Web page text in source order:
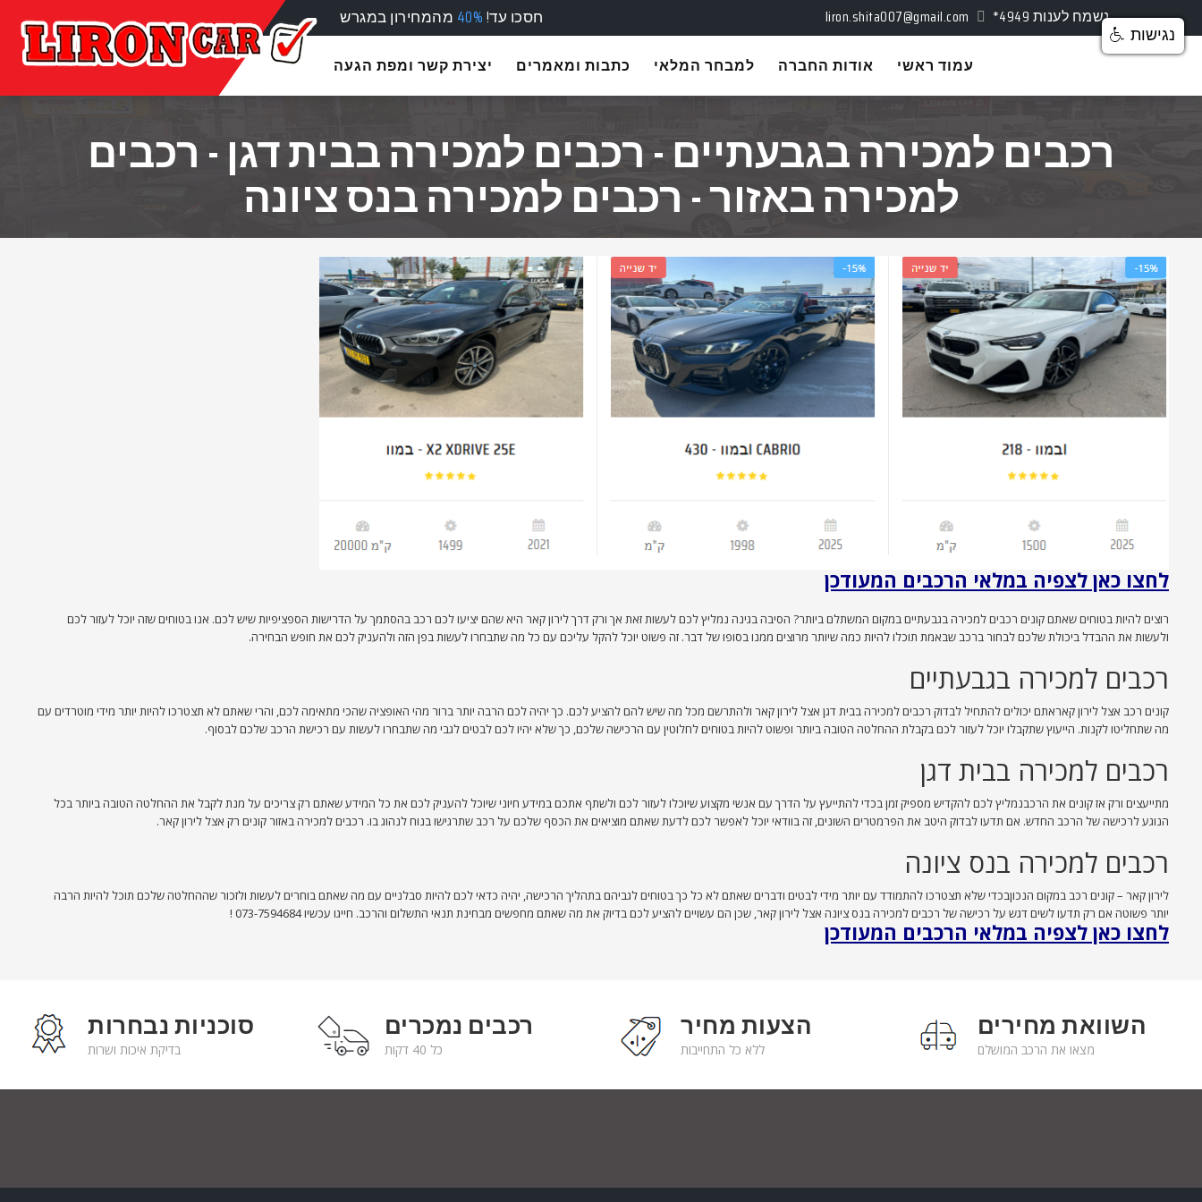
חסכו עד!40% מהמחירון במגרש liron.shita007@gmail.com *4949 נשמח לענות
יצירת קשר ומפת הגעה כתבות ומאמרים למבחר המלאי אודות החברה עמוד ראשי
רכבים למכירה בגבעתיים - רכבים למכירה בבית דגן - רכבים
למכירה באזור - רכבים למכירה בנס ציונה
לחצו כאן לצפיה במלאי הרכבים המעודכן
רוצים להיות בטוחים שאתם קונים רכבים למכירה בגבעתיים במקום המשתלם ביותר? הסיבה בגינה נמליץ לכם לעשות זאת אך ורק דרך לירון קאר היא שהם יציעו לכם רכב בהסתמך על הדרישות הספציפיות שיש לכם. אנו בטוחים שזה יוכל לעזור לכם
ולעשות את ההבדל ביכולת שלכם לבחור ברכב שבאמת תוכלו להיות כמה שיותר מרוצים ממנו בסופו של דבר. זה פשוט יוכל להקל עליכם עם כל מה שתבחרו לעשות בפן הזה ולהעניק לכם את חופש הבחירה.
רכבים למכירה בגבעתיים
קונים רכב אצל לירון קאראתם יכולים להתחיל לבדוק רכבים למכירה בבית דגן אצל לירון קאר ולהתרשם מכל מה שיש להם להציע לכם. כך יהיה לכם הרבה יותר ברור מהי האופציה שהכי מתאימה לכם, והרי שאתם לא תצטרכו להיות יותר מידי מוטרדים עם
מה שתחליטו לקנות. הייעוץ שתקבלו יוכל לעזור לכם בקבלת ההחלטה הטובה ביותר ופשוט להיות בטוחים לחלוטין עם הרכישה שלכם, כך שלא יהיו לכם לבטים לגבי מה שתבחרו לעשות עם רכישת הרכב שלכם לבסוף.
רכבים למכירה בבית דגן
מתייעצים ורק אז קונים את הרכבנמליץ לכם להקדיש מספיק זמן בכדי להתייעץ על הדרך עם אנשי מקצוע שיוכלו לעזור לכם ולשתף אתכם במידע חיוני שיוכל להעניק לכם את כל המידע שאתם רק צריכים על מנת לקבל את ההחלטה הטובה ביותר בכל
הנוגע לרכישה של הרכב החדש. אם תדעו לבדוק היטב את הפרמטרים השונים, זה בוודאי יוכל לאפשר לכם לדעת שאתם מוציאים את הכסף שלכם על רכב שתרגישו בנוח לנהוג בו. רכבים למכירה באזור קונים רק אצל לירון קאר.
רכבים למכירה בנס ציונה
לירון קאר – קונים רכב במקום הנכוןבכדי שלא תצטרכו להתמודד עם יותר מידי לבטים ודברים שאתם לא כל כך בטוחים לגביהם בתהליך הרכישה, יהיה כדאי לכם להיות סבלניים עם מה שאתם בוחרים לעשות ולזכור שההחלטה שלכם תוכל להיות הרבה
יותר פשוטה אם רק תדעו לשים דגש על רכישה של רכבים למכירה בנס ציונה אצל לירון קאר, שכן הם עשויים להציע לכם בדיוק את מה שאתם מחפשים מבחינת תנאי התשלום והרכב. חייגו עכשיו 073-7594684 !
לחצו כאן לצפיה במלאי הרכבים המעודכן
סוכניות נבחרות
בדיקת איכות ושרות
רכבים נמכרים
כל 40 דקות
הצעות מחיר
ללא כל התחייבות
השוואת מחירים
מצאו את הרכב המושלם
נגישות